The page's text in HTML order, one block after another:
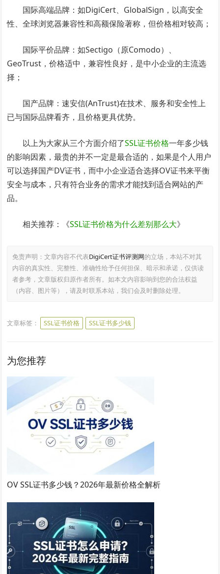
国际高端品牌：如DigiCert、GlobalSign，以高安全
性、全球浏览器兼容性和高额保险著称，但价格相对较高；
国际平价品牌：如Sectigo（原Comodo）、
GeoTrust，价格适中，兼容性良好，是中小企业的主流选
择；
国产品牌：速安信(AnTrust)在技术、服务和安全性上
已与国际品牌看齐，且价格更具优势。
以上为大家从三个方面介绍了SSL证书价格一年多少钱
的影响因素，最贵的并不一定是最合适的，如果是个人用户
可以选择国产DV证书，而中小企业适合选择OV证书来平衡
安全与成本，只有符合业务的需求才能找到适合网站的产
品。
相关推荐：《SSL证书价格为什么差别那么大》
免责声明：文章内容不代表DigiCert证书评测网的立场，本站不对其
内容的真实性、完整性、准确性给予任何担保、暗示和承诺，仅供读
者参考，文章版权归原作者所有。如本文内容影响到您的合法权益
（内容、图片等），请及时联系本站，我们会及时删除处理。
文章标签： SSL证书价格 SSL证书多少钱
为您推荐
OV SSL证书多少钱？2026年最新价格全解析